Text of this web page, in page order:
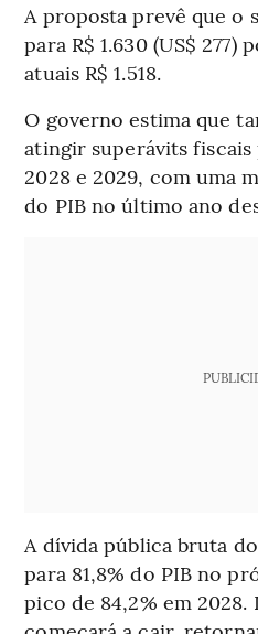
A proposta prevê que o
para R$ 1.630 (US$ 277)
atuais R$ 1.518.
O governo estima que
atingir superávits fiscais
2028 e 2029, com uma
do PIB no último ano
A dívida pública bruta
para 81,8% do PIB no
pico de 84,2% em 2028.